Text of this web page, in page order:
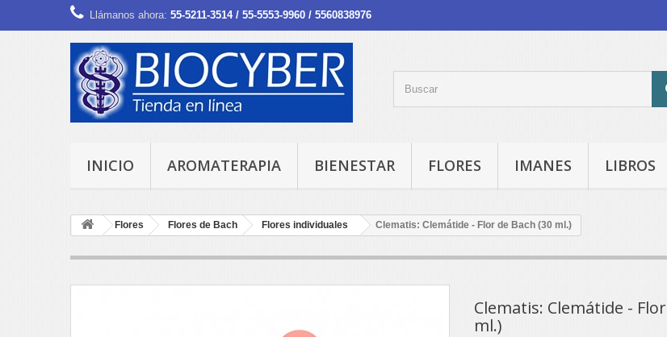
Llámanos ahora: 55-5211-3514 / 55-5553-9960 / 5560838976
INICIO AROMATERAPIA BIENESTAR FLORES IMANES LIBROS
Flores Flores de Bach Flores individuales Clematis: Clemátide - Flor de Bach (30 ml.)
Clematis: Clemátide -
ml.)